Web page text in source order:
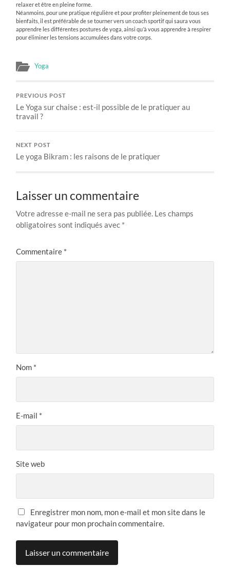
relaxer et être en pleine forme.
Néanmoins, pour une pratique régulière et pour profiter pleinement de tous ses
bienfaits, il est préférable de se tourner vers un coach sportif qui saura vous
apprendre les différentes postures de yoga, ainsi qu’à vous apprendre à respirer
pour éliminer les tensions accumulées dans votre corps.
Yoga
PREVIOUS POST
Le Yoga sur chaise : est-il possible de le pratiquer au
travail ?
NEXT POST
Le yoga Bikram : les raisons de le pratiquer
Laisser un commentaire
Votre adresse e-mail ne sera pas publiée. Les champs
obligatoires sont indiqués avec *
Commentaire *
Nom *
E-mail *
Site web
Enregistrer mon nom, mon e-mail et mon site dans le
navigateur pour mon prochain commentaire.